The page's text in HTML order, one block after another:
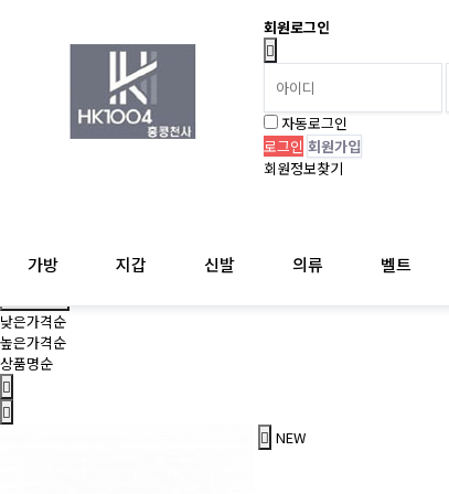
회원로그인
자동로그인
회원가입
회원정보찾기
가방 지갑 신발 의류 벨트
상품 정렬
낮은가격순
높은가격순
상품명순
NEW